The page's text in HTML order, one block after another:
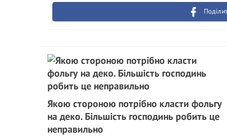
Якою стороною потрібно класти фольгу
на деко. Більшість господинь робить це
неправильно